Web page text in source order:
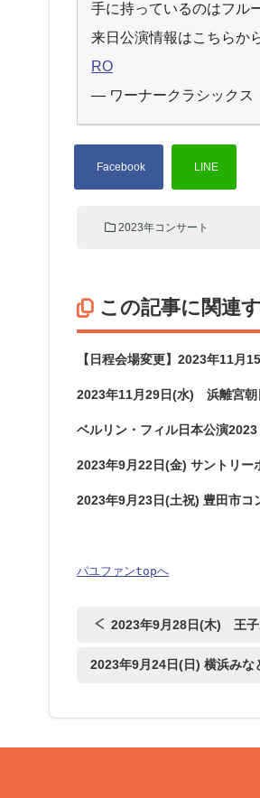
手に持っているのはフル
来日公演情報はこちらか
RO
— ワーナークラシックス
2023年コンサート
この記事に関連
【日程会場変更】2023年11
2023年11月29日(水) 浜離宮朝
ベルリン・フィル日本公演2023
2023年9月22日(金) サントリー
2023年9月23日(土祝) 豊田市コ
パユファンtopへ
2023年9月28日(木) 王子
2023年9月24日(日) 横浜みな